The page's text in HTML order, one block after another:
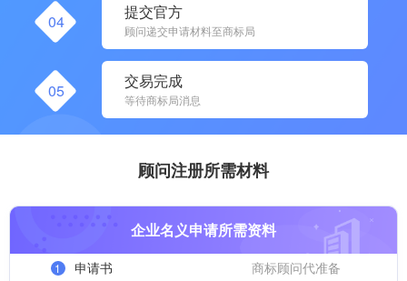
04 提交官方
顾问递交申请材料至商标局
05 交易完成
等待商标局消息
顾问注册所需材料
企业名义申请所需资料
1 申请书 商标顾问代准备